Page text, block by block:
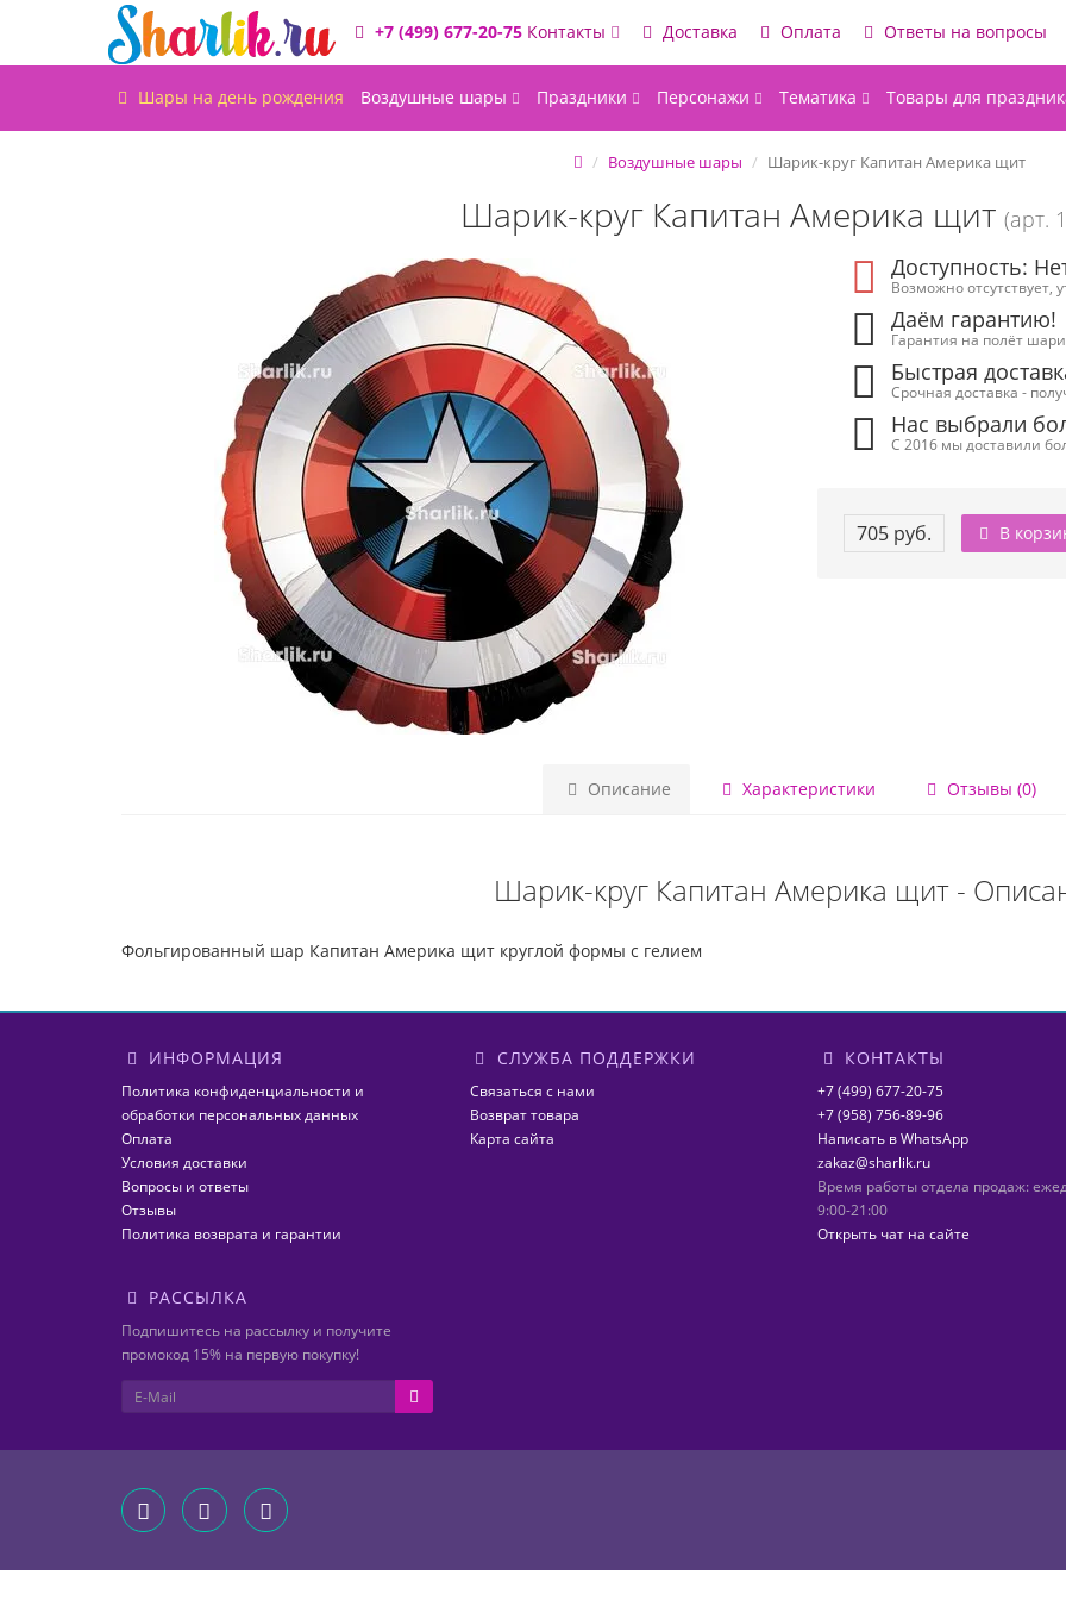
+7 (499) 677-20-75 Контакты Доставка Оплата Ответы на вопросы
Шары на день рождения Воздушные шары Праздники Персонажи Тематика Товары для
Воздушные шары Шарик-круг Капитан Америка щит
Шарик-круг Капитан Америка щит (арт.
Доступность:
Возможно отсутствует,
Даём гарантию!
Гарантия на полёт
Быстрая
Срочная доставка -
Нас выбрали
С 2016 мы доставили
705 руб. В
Описание Характеристики Отзывы (0)
Шарик-круг Капитан Америка щит -
Фольгированный шар Капитан Америка щит круглой формы с гелием
ИНФОРМАЦИЯ
Политика конфиденциальности и
обработки персональных данных
Оплата
Условия доставки
Вопросы и ответы
Отзывы
Политика возврата и гарантии
СЛУЖБА ПОДДЕРЖКИ
Связаться с нами
Возврат товара
Карта сайта
КОНТАКТЫ
+7 (499) 677-20-75
+7 (958) 756-89-96
Написать в WhatsApp
zakaz@sharlik.ru
Время работы отдела продаж:
9:00-21:00
Открыть чат на сайте
РАССЫЛКА
Подпишитесь на рассылку и получите
промокод 15% на первую покупку!